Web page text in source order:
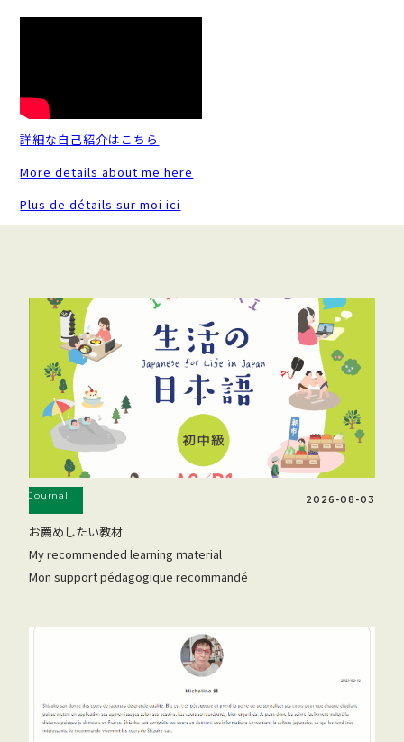
詳細な自己紹介はこちら
More details about me here
Plus de détails sur moi ici
Journal 2026-08-03
お薦めしたい教材
My recommended learning ｍaterial
Mon support pédagogique recommandé